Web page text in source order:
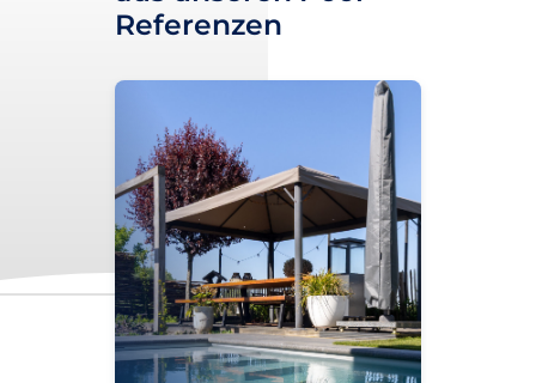
einem Swimmingpool
sind unter anderem: -
Das Wasser wird durch
das Sonnenlicht
erwärmt, das von der
Sonnenabdeckung
absorbiert und auf das
Wasser übertragen
wird; - Die
Wasserverdunstung
wird reduziert, so dass
Referenzen